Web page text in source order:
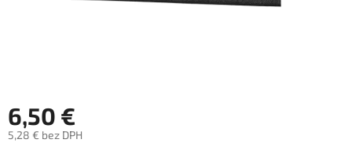
6,50 €
5,28 € bez DPH